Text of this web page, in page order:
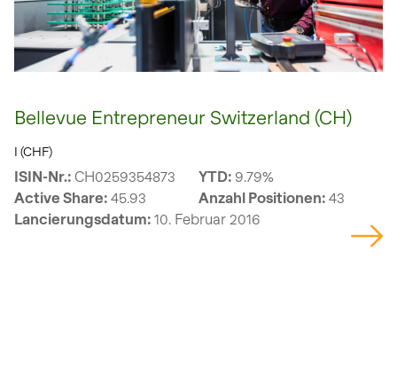
Bellevue Entrepreneur Switzerland (CH)
I (CHF)
ISIN-Nr.: CH0259354873 YTD: 9.79%
Active Share: 45.93 Anzahl Positionen: 43
Lancierungsdatum: 10. Februar 2016